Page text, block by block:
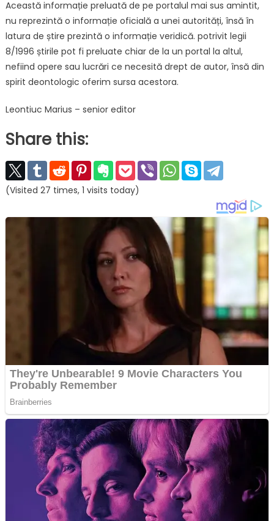
Această informație preluată de pe portalul mai sus amintit,
nu reprezintă o informație oficială a unei autorități, însă în
latura de știre prezintă o informație veridică. potrivit legii
8/1996 știrile pot fi preluate chiar de la un portal la altul,
nefiind opere sau lucrări ce necesită drept de autor, însă din
spirit deontologic oferim sursa acestora.
Leontiuc Marius – senior editor
Share this:
(Visited 27 times, 1 visits today)